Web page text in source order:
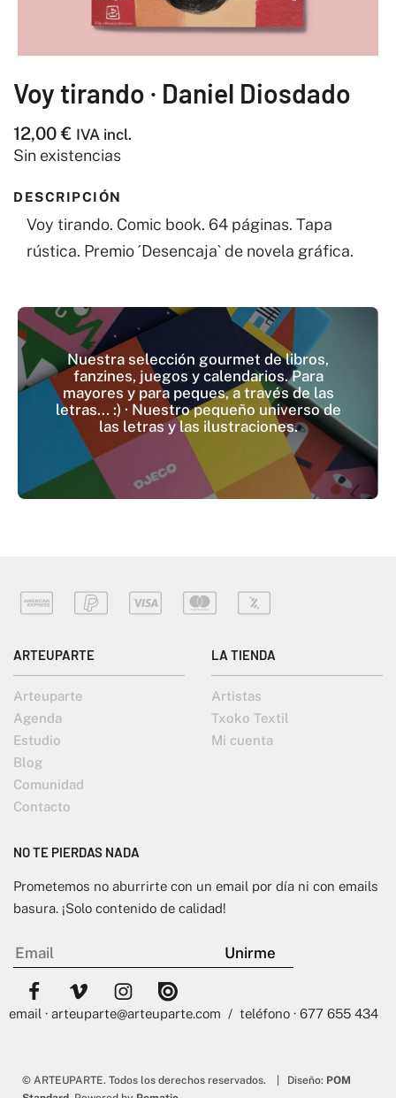
Voy tirando · Daniel Diosdado
12,00€ IVA incl.
Sin existencias
DESCRIPCIÓN
Voy tirando. Comic book. 64 páginas. Tapa
rústica. Premio ´Desencaja` de novela gráfica.
Nuestra selección gourmet de libros,
fanzines, juegos y calendarios. Para
mayores y para peques, a través de las
letras... :) · Nuestro pequeño universo de
las letras y las ilustraciones.
ARTEUPARTE
Arteuparte
Agenda
Estudio
Blog
Comunidad
Contacto
LA TIENDA
Artistas
Txoko Textil
Mi cuenta
NO TE PIERDAS NADA
Prometemos no aburrirte con un email por día ni con emails
basura. ¡Solo contenido de calidad!
email · arteuparte@arteuparte.com / teléfono · 677 655 434
© ARTEUPARTE. Todos los derechos reservados. | Diseño: POM